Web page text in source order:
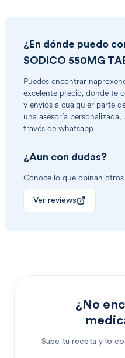
¿En dónde puedo
SODICO 550MG
Puedes encontrar
excelente precio, donde te
y envíos a cualquier parte
una asesoría
través de whatsapp
¿Aun con dudas?
Conoce lo que opinan
Ver reviews
¿No
Sube tu receta y lo